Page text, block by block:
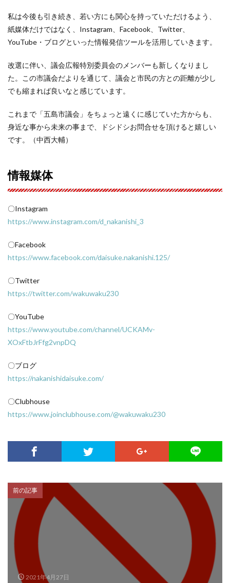
私は今後も引き続き、若い方にも関心を持っていただけるよう、
紙媒体だけではなく、Instagram、Facebook、Twitter、
YouTube・ブログといった情報発信ツールを活用していきます。
改選に伴い、議会広報特別委員会のメンバーも新しくなりまし
た。この市議会だよりを通じて、議会と市民の方との距離が少し
でも縮まれば良いなと感じています。
これまで「五島市議会」をちょっと遠くに感じていた方からも、
身近な事から未来の事まで、ドシドシお問合せを頂けると嬉しい
です。（中西大輔）
情報媒体
〇Instagram
https://www.instagram.com/d_nakanishi_3
〇Facebook
https://www.facebook.com/daisuke.nakanishi.125/
〇Twitter
https://twitter.com/wakuwaku230
〇YouTube
https://www.youtube.com/channel/UCKAMv-
XOxFtbJrFfg2vnpDQ
〇ブログ
https://nakanishidaisuke.com/
〇Clubhouse
https://www.joinclubhouse.com/@wakuwaku230
前の記事
2021年4月27日